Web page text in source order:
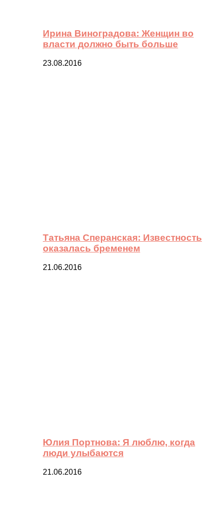
Ирина Виноградова: Женщин во
власти должно быть больше
23.08.2016
Татьяна Сперанская: Известность
оказалась бременем
21.06.2016
Юлия Портнова: Я люблю, когда
люди улыбаются
21.06.2016